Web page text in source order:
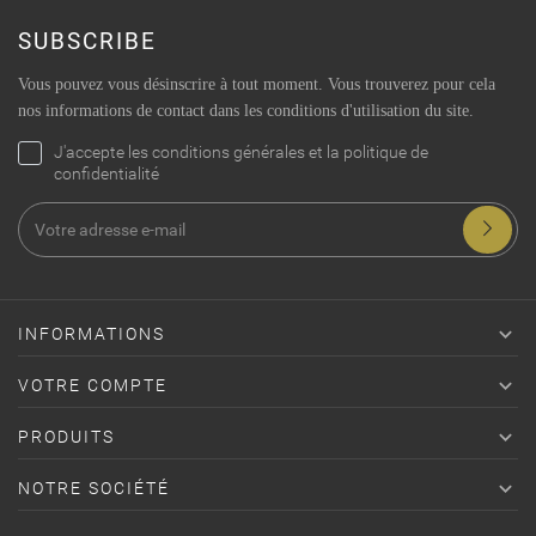
SUBSCRIBE
Vous pouvez vous désinscrire à tout moment. Vous trouverez pour cela
nos informations de contact dans les conditions d'utilisation du site.
J'accepte les conditions générales et la politique de
confidentialité
INFORMATIONS 
VOTRE COMPTE 
PRODUITS 
NOTRE SOCIÉTÉ 